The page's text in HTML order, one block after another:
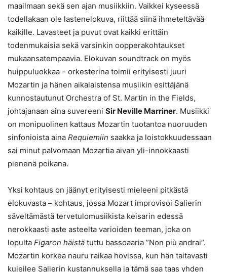
maailmaan sekä sen ajan musiikkiin. Vaikkei kyseessä
todellakaan ole lastenelokuva, riittää siinä ihmeteltävää
kaikille. Lavasteet ja puvut ovat kaikki erittäin
todenmukaisia sekä varsinkin oopperakohtaukset
mukaansatempaavia. Elokuvan soundtrack on myös
huippuluokkaa – orkesterina toimii erityisesti juuri
Mozartin ja hänen aikalaistensa musiikin esittäjänä
kunnostautunut Orchestra of St. Martin in the Fields,
johtajanaan aina suvereeni Sir Neville Marriner. Musiikki
on monipuolinen kattaus Mozartin tuotantoa nuoruuden
sinfonioista aina Requiemiin saakka ja loistokkuudessaan
sai minut palvomaan Mozartia aivan yli-innokkaasti
pienenä poikana.
Yksi kohtaus on jäänyt erityisesti mieleeni pitkästä
elokuvasta – kohtaus, jossa Mozart improvisoi Salierin
säveltämästä tervetulomusiikista keisarin edessä
nerokkaasti aste asteelta varioiden teeman, joka on
lopulta Figaron häistä tuttu bassoaaria ”Non più andrai”.
Mozartin korkea nauru raikaa hovissa, kun hän taitavasti
kujeilee Salierin kustannuksella ja tämä saa taas yhden